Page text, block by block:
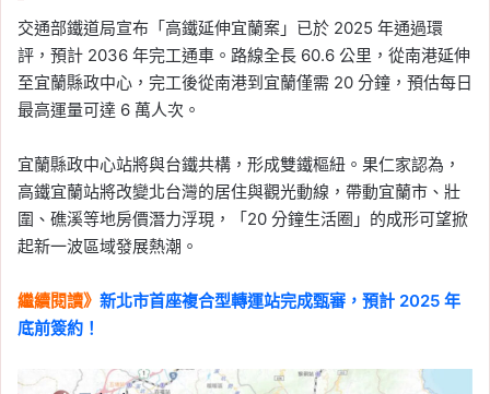
交通部鐵道局宣布「高鐵延伸宜蘭案」已於 2025 年通過環
評，預計 2036 年完工通車。路線全長 60.6 公里，從南港延伸
至宜蘭縣政中心，完工後從南港到宜蘭僅需 20 分鐘，預估每日
最高運量可達 6 萬人次。
宜蘭縣政中心站將與台鐵共構，形成雙鐵樞紐。果仁家認為，
高鐵宜蘭站將改變北台灣的居住與觀光動線，帶動宜蘭市、壯
圍、礁溪等地房價潛力浮現，「20 分鐘生活圈」的成形可望掀
起新一波區域發展熱潮。
繼續閱讀》 新北市首座複合型轉運站完成甄審，預計 2025 年
底前簽約！